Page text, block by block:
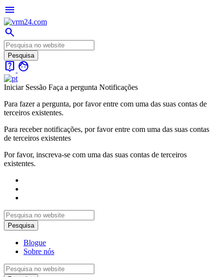
menu
search
live_help face
Iniciar Sessão Faça a pergunta Notificações
Para fazer a pergunta, por favor entre com uma das suas contas de
terceiros existentes.
Para receber notificações, por favor entre com uma das suas contas
de terceiros existentes
Por favor, inscreva-se com uma das suas contas de terceiros
existentes.
Blogue
Sobre nós